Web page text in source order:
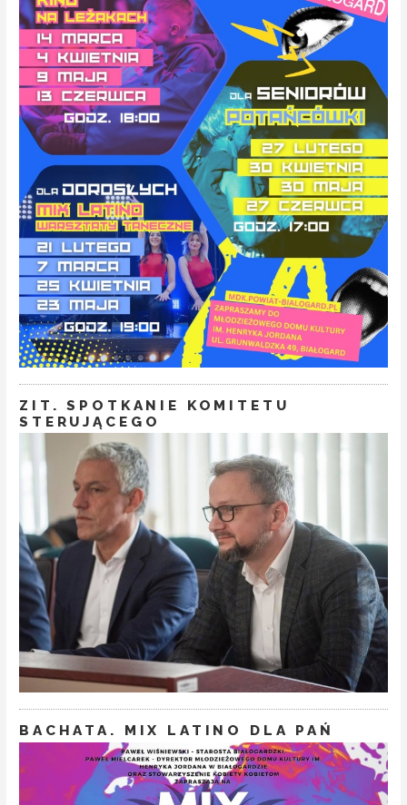
ZIT. SPOTKANIE KOMITETU
STERUJĄCEGO
BACHATA. MIX LATINO DLA PAŃ